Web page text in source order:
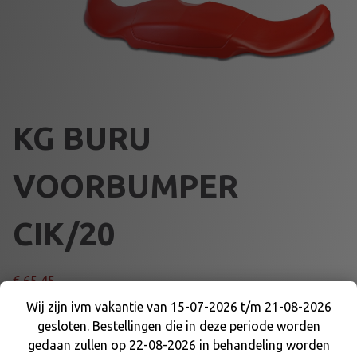
KG BURU
VOORBUMPER
CIK/20
€65,45
KLEUR
Wij zijn ivm vakantie van 15-07-2026 t/m 21-08-
2026 gesloten. Bestellingen die in deze periode
Wij zijn ivm vakantie van 15-07-2026 t/m 21-08-2026
gesloten. Bestellingen die in deze periode worden
gedaan zullen op 22-08-2026 in behandeling worden